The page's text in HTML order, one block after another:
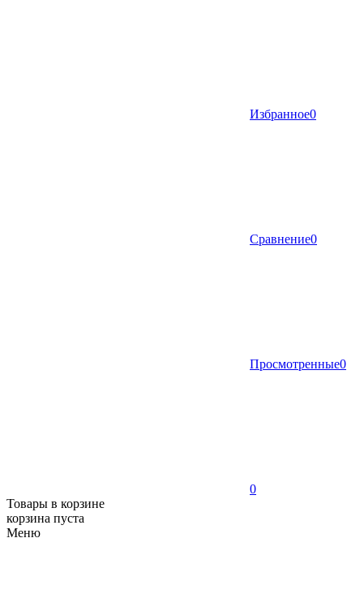
Избранное0
Сравнение0
Просмотренные0
0
Товары в корзине
корзина пуста
Меню